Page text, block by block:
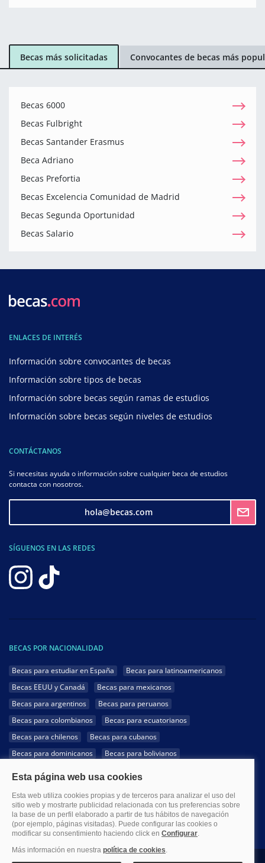
Becas más solicitadas Convocantes de becas más
Becas 6000
Becas Fulbright
Becas Santander Erasmus
Beca Adriano
Becas Prefortia
Becas Excelencia Comunidad de Madrid
Becas Segunda Oportunidad
Becas Salario
ENLACES DE INTERÉS
Información sobre convocantes de becas
Información sobre tipos de becas
Información sobre becas según ramas de estudios
Información sobre becas según niveles de estudios
CONTÁCTANOS
Si necesitas ayuda o información sobre cualquier beca de estudios
contacta con nosotros.
hola@becas.com
SÍGUENOS EN LAS REDES
BECAS POR NACIONALIDAD
Becas para estudiar en España
Becas para latinoamericanos
Becas EEUU y Canadá
Becas para mexicanos
Becas para argentinos
Becas para peruanos
Becas para colombianos
Becas para ecuatorianos
Becas para chilenos
Becas para cubanos
Becas para dominicanos
Becas para bolivianos
Becas para hondureños
Becas para paraguayos
Becas para uruguayos
Becas para salvadoreños